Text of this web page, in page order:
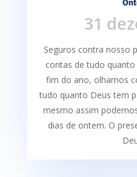
31
Seguros contra nosso
contas de tudo quanto
fim do ano, olhamos
tudo quanto Deus tem
mesmo assim
dias de ontem. O